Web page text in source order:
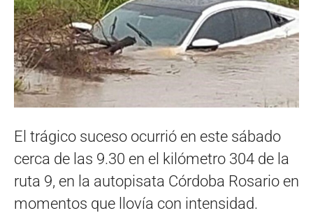
El trágico suceso ocurrió en este sábado
cerca de las 9.30 en el kilómetro 304 de la
ruta 9, en la autopisata Córdoba Rosario en
momentos que llovía con intensidad.